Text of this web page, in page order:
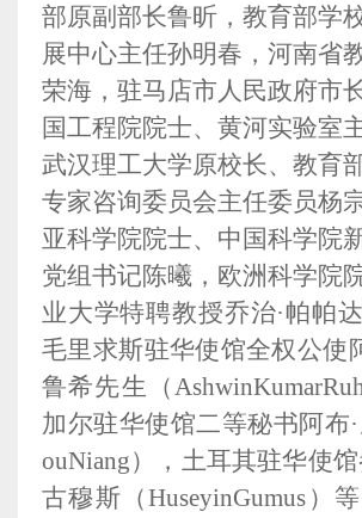
部原副部长鲁昕，教育部学
展中心主任孙明春，河南省
荣海，驻马店市人民政府市
国工程院院士、黄河实验室
武汉理工大学原校长、教育
专家咨询委员会主任委员杨
亚科学院院士、中国科学院
党组书记陈曦，欧洲科学院
业大学特聘教授乔治·帕帕
毛里求斯驻华使馆全权公使
鲁希先生（
加尔驻华使馆二等秘书阿布
ouNiang），土耳其驻华使
古穆斯（HuseyinGumus ）